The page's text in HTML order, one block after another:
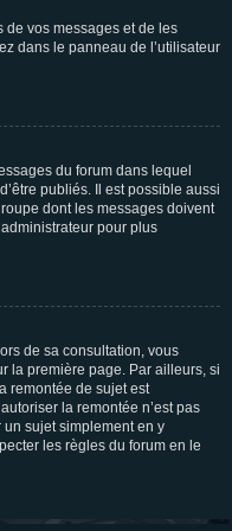
de vos messages et de les
dans le panneau de l’utilisateur
du forum dans lequel
publiés. Il est possible aussi
dont les messages doivent
pour plus
de sa consultation, vous
la première page. Par ailleurs, si
remontée de sujet est
la remontée n’est pas
sujet simplement en y
les règles du forum en le